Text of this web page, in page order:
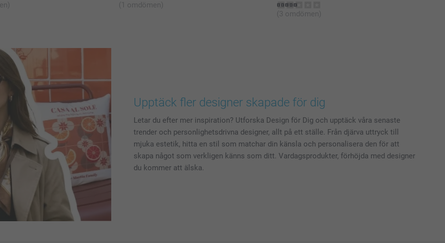
(1 omdömen)
(3 omdömen)
Upptäck fler designer skapade för dig
Letar du efter mer inspiration? Utforska Design för Dig och upptäck våra senaste
trender och personlighetsdrivna designer, allt på ett ställe. Från djärva uttryck till
mjuka estetik, hitta en stil som matchar din känsla och personalisera den för att
skapa något som verkligen känns som ditt. Vardagsprodukter, förhöjda med designer
du kommer att älska.